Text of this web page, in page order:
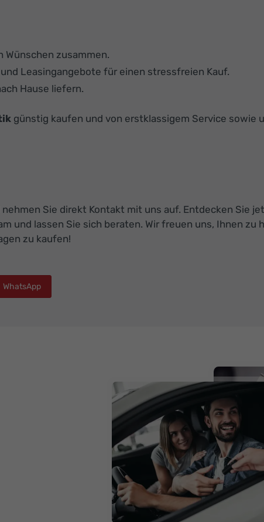
Wünschen zusammen.
Leasingangebote für einen stressfreien Kauf.
Hause liefern.
günstig kaufen und von erstklassigem Service sowie
Sie direkt Kontakt mit uns auf. Entdecken Sie
und lassen Sie sich beraten. Wir freuen uns, Ihnen zu
zu kaufen!
WhatsApp